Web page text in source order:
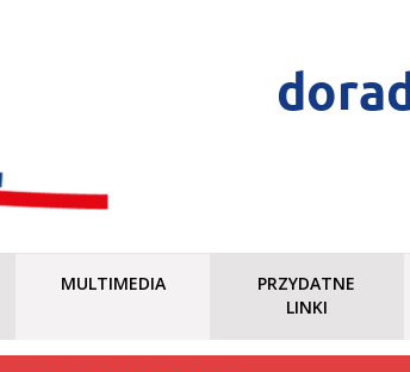
MULTIMEDIA
PRZYDATNE
LINKI